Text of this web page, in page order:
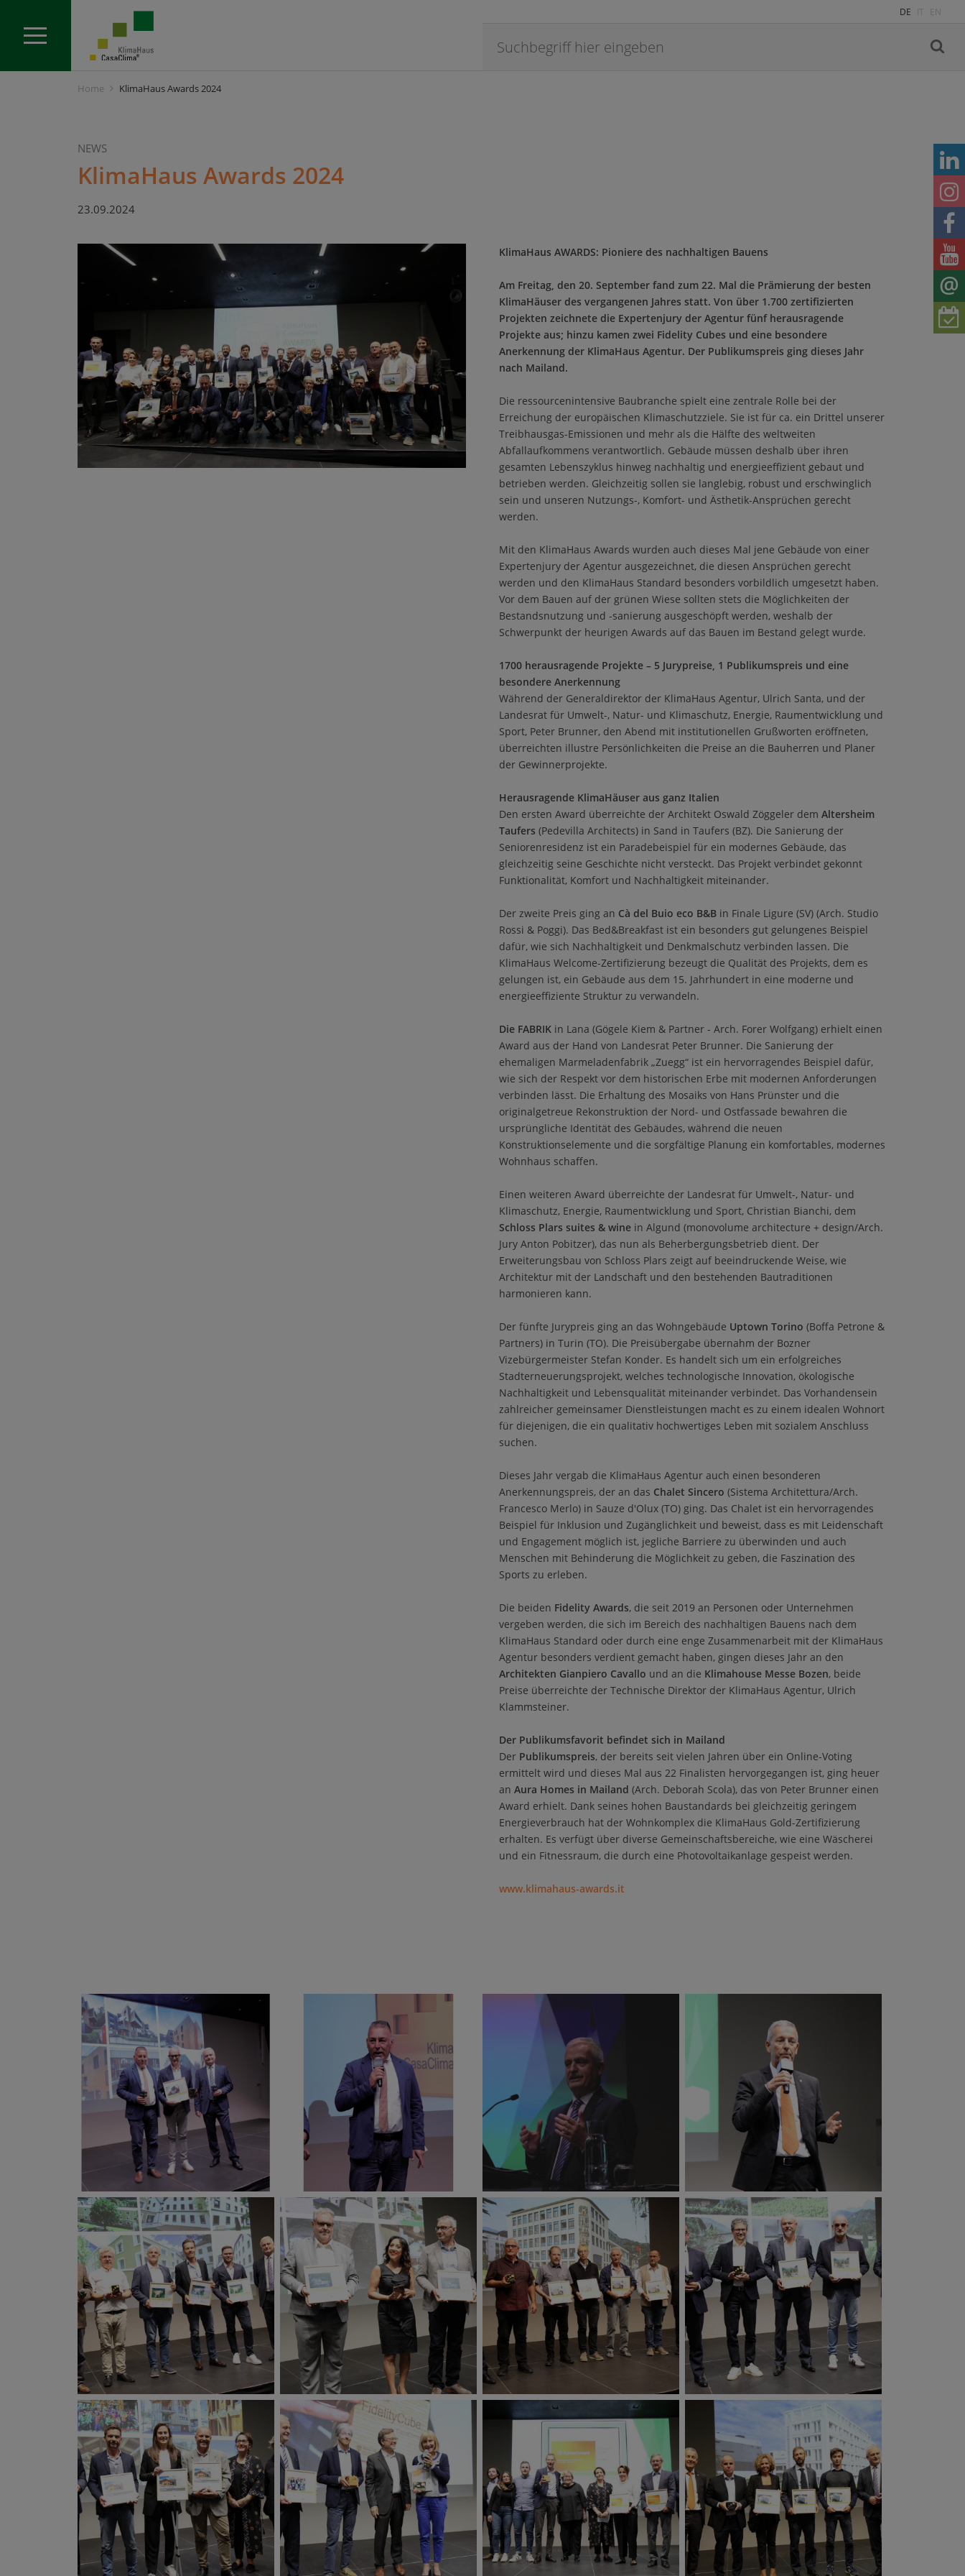
DE IT EN
Home KlimaHaus Awards 2024
NEWS
KlimaHaus Awards 2024
23.09.2024
KlimaHaus AWARDS: Pioniere des nachhaltigen Bauens
Am Freitag, den 20. September fand zum 22. Mal die Prämierung der besten
KlimaHäuser des vergangenen Jahres statt. Von über 1.700 zertifizierten
Projekten zeichnete die Expertenjury der Agentur fünf herausragende
Projekte aus; hinzu kamen zwei Fidelity Cubes und eine besondere
Anerkennung der KlimaHaus Agentur. Der Publikumspreis ging dieses Jahr
nach Mailand.
Die ressourcenintensive Baubranche spielt eine zentrale Rolle bei der
Erreichung der europäischen Klimaschutzziele. Sie ist für ca. ein Drittel unserer
Treibhausgas-Emissionen und mehr als die Hälfte des weltweiten
Abfallaufkommens verantwortlich. Gebäude müssen deshalb über ihren
gesamten Lebenszyklus hinweg nachhaltig und energieeffizient gebaut und
betrieben werden. Gleichzeitig sollen sie langlebig, robust und erschwinglich
sein und unseren Nutzungs-, Komfort- und Ästhetik-Ansprüchen gerecht
werden.
Mit den KlimaHaus Awards wurden auch dieses Mal jene Gebäude von einer
Expertenjury der Agentur ausgezeichnet, die diesen Ansprüchen gerecht
werden und den KlimaHaus Standard besonders vorbildlich umgesetzt haben.
Vor dem Bauen auf der grünen Wiese sollten stets die Möglichkeiten der
Bestandsnutzung und -sanierung ausgeschöpft werden, weshalb der
Schwerpunkt der heurigen Awards auf das Bauen im Bestand gelegt wurde.
1700 herausragende Projekte – 5 Jurypreise, 1 Publikumspreis und eine
besondere Anerkennung
Während der Generaldirektor der KlimaHaus Agentur, Ulrich Santa, und der
Landesrat für Umwelt-, Natur- und Klimaschutz, Energie, Raumentwicklung und
Sport, Peter Brunner, den Abend mit institutionellen Grußworten eröffneten,
überreichten illustre Persönlichkeiten die Preise an die Bauherren und Planer
der Gewinnerprojekte.
Herausragende KlimaHäuser aus ganz Italien
Den ersten Award überreichte der Architekt Oswald Zöggeler dem Altersheim
Taufers (Pedevilla Architects) in Sand in Taufers (BZ). Die Sanierung der
Seniorenresidenz ist ein Paradebeispiel für ein modernes Gebäude, das
gleichzeitig seine Geschichte nicht versteckt. Das Projekt verbindet gekonnt
Funktionalität, Komfort und Nachhaltigkeit miteinander.
Der zweite Preis ging an Cà del Buio eco B&B in Finale Ligure (SV) (Arch. Studio
Rossi & Poggi). Das Bed&Breakfast ist ein besonders gut gelungenes Beispiel
dafür, wie sich Nachhaltigkeit und Denkmalschutz verbinden lassen. Die
KlimaHaus Welcome-Zertifizierung bezeugt die Qualität des Projekts, dem es
gelungen ist, ein Gebäude aus dem 15. Jahrhundert in eine moderne und
energieeffiziente Struktur zu verwandeln.
Die FABRIK in Lana (Gögele Kiem & Partner - Arch. Forer Wolfgang) erhielt einen
Award aus der Hand von Landesrat Peter Brunner. Die Sanierung der
ehemaligen Marmeladenfabrik „Zuegg“ ist ein hervorragendes Beispiel dafür,
wie sich der Respekt vor dem historischen Erbe mit modernen Anforderungen
verbinden lässt. Die Erhaltung des Mosaiks von Hans Prünster und die
originalgetreue Rekonstruktion der Nord- und Ostfassade bewahren die
ursprüngliche Identität des Gebäudes, während die neuen
Konstruktionselemente und die sorgfältige Planung ein komfortables, modernes
Wohnhaus schaffen.
Einen weiteren Award überreichte der Landesrat für Umwelt-, Natur- und
Klimaschutz, Energie, Raumentwicklung und Sport, Christian Bianchi, dem
Schloss Plars suites & winein Algund (monovolume architecture + design/Arch.
Jury Anton Pobitzer), das nun als Beherbergungsbetrieb dient. Der
Erweiterungsbau von Schloss Plars zeigt auf beeindruckende Weise, wie
Architektur mit der Landschaft und den bestehenden Bautraditionen
harmonieren kann.
Der fünfte Jurypreis ging an das Wohngebäude Uptown Torino (Boffa Petrone &
Partners) in Turin (TO). Die Preisübergabe übernahm der Bozner
Vizebürgermeister Stefan Konder. Es handelt sich um ein erfolgreiches
Stadterneuerungsprojekt, welches technologische Innovation, ökologische
Nachhaltigkeit und Lebensqualität miteinander verbindet. Das Vorhandensein
zahlreicher gemeinsamer Dienstleistungen macht es zu einem idealen Wohnort
für diejenigen, die ein qualitativ hochwertiges Leben mit sozialem Anschluss
suchen.
Dieses Jahr vergab die KlimaHaus Agentur auch einen besonderen
Anerkennungspreis, der an das Chalet Sincero (Sistema Architettura/Arch.
Francesco Merlo) in Sauze d'Olux (TO) ging. Das Chalet ist ein hervorragendes
Beispiel für Inklusion und Zugänglichkeit und beweist, dass es mit Leidenschaft
und Engagement möglich ist, jegliche Barriere zu überwinden und auch
Menschen mit Behinderung die Möglichkeit zu geben, die Faszination des
Sports zu erleben.
Die beiden Fidelity Awards, die seit 2019 an Personen oder Unternehmen
vergeben werden, die sich im Bereich des nachhaltigen Bauens nach dem
KlimaHaus Standard oder durch eine enge Zusammenarbeit mit der KlimaHaus
Agentur besonders verdient gemacht haben, gingen dieses Jahr an den
Architekten Gianpiero Cavallo und an die Klimahouse Messe Bozen, beide
Preise überreichte der Technische Direktor der KlimaHaus Agentur, Ulrich
Klammsteiner.
Der Publikumsfavorit befindet sich in Mailand
Der Publikumspreis, der bereits seit vielen Jahren über ein Online-Voting
ermittelt wird und dieses Mal aus 22 Finalisten hervorgegangen ist, ging heuer
an Aura Homes in Mailand (Arch. Deborah Scola), das von Peter Brunner einen
Award erhielt. Dank seines hohen Baustandards bei gleichzeitig geringem
Energieverbrauch hat der Wohnkomplex die KlimaHaus Gold-Zertifizierung
erhalten. Es verfügt über diverse Gemeinschaftsbereiche, wie eine Wäscherei
und ein Fitnessraum, die durch eine Photovoltaikanlage gespeist werden.
www.klimahaus-awards.it